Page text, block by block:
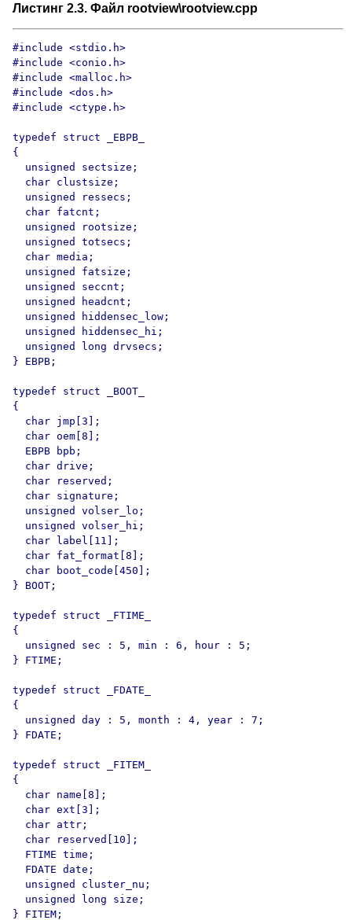
Листинг 2.3. Файл rootview\rootview.cpp
#include <stdio.h>
#include <conio.h>
#include <malloc.h>
#include <dos.h>
#include <ctype.h>
typedef struct _EBPB_
{
  unsigned sectsize;
  char clustsize;
  unsigned ressecs;
  char fatcnt;
  unsigned rootsize;
  unsigned totsecs;
  char media;
  unsigned fatsize;
  unsigned seccnt;
  unsigned headcnt;
  unsigned hiddensec_low;
  unsigned hiddensec_hi;
  unsigned long drvsecs;
} EBPB;
typedef struct _BOOT_
{
  char jmp[3];
  char oem[8];
  EBPB bpb;
  char drive;
  char reserved;
  char signature;
  unsigned volser_lo;
  unsigned volser_hi;
  char label[11];
  char fat_format[8];
  char boot_code[450];
} BOOT;
typedef struct _FTIME_
{
  unsigned sec : 5, min : 6, hour : 5;
} FTIME;
typedef struct _FDATE_
{
  unsigned day : 5, month : 4, year : 7;
} FDATE;
typedef struct _FITEM_
{
  char name[8];
  char ext[3];
  char attr;
  char reserved[10];
  FTIME time;
  FDATE date;
  unsigned cluster_nu;
  unsigned long size;
} FITEM;